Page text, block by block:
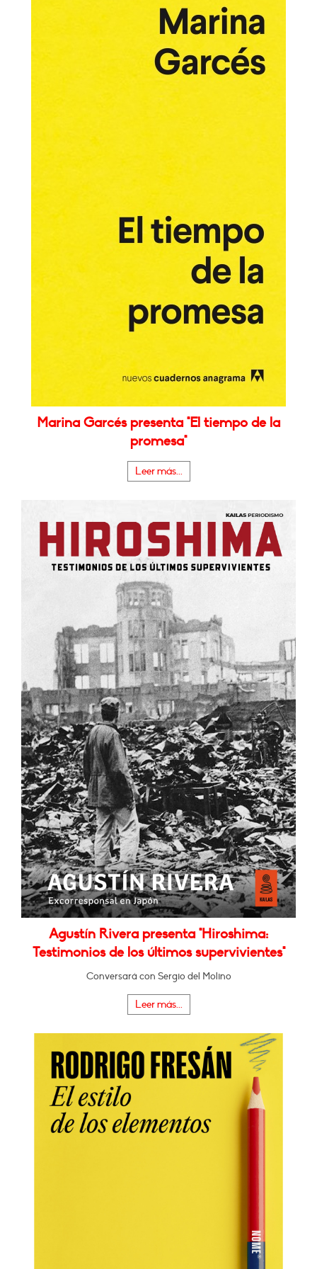
Marina Garcés presenta "El tiempo de la
promesa"
Leer más...
Agustín Rivera presenta "Hiroshima:
Testimonios de los últimos supervivientes"
Conversará con Sergio del Molino
Leer más...